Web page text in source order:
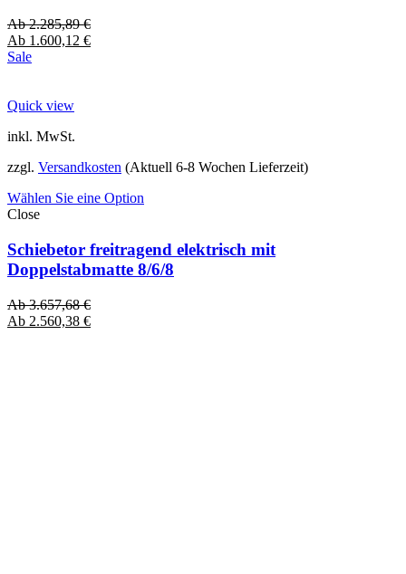
Ab2.285,89€
Ab 1.600,12 €
Sale
Quick view
inkl. MwSt.
zzgl. Versandkosten (Aktuell 6-8 Wochen Lieferzeit)
Wählen Sie eine Option
Close
Schiebetor freitragend elektrisch mit
Doppelstabmatte 8/6/8
Ab3.657,68€
Ab 2.560,38 €